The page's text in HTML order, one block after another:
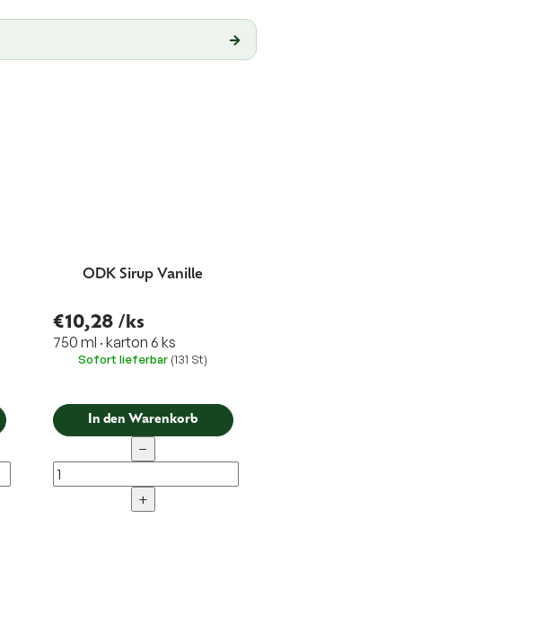
→
ODK Sirup Vanille
€10,28 /ks
750 ml · karton 6 ks
Sofort lieferbar (131 St)
In den Warenkorb
−
+